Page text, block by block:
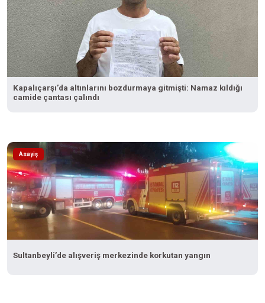
Kapalıçarşı’da altınlarını bozdurmaya gitmişti: Namaz kıldığı
camide çantası çalındı
Asayiş
Sultanbeyli’de alışveriş merkezinde korkutan yangın